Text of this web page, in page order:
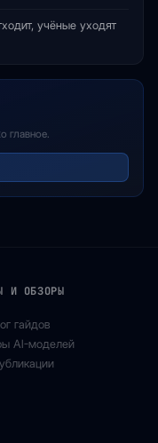
учёные уходят
главное.
И ОБЗОРЫ
гайдов
AI-моделей